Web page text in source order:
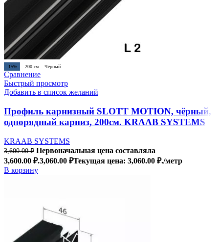
-15% 200 см Чёрный
Сравнение
Быстрый просмотр
Добавить в список желаний
Профиль карнизный SLOTT MOTION, чёрный,
однорядный карниз, 200см. KRAAB SYSTEMS
KRAAB SYSTEMS
3,600.00₽ Первоначальная цена составляла
3,600.00 ₽.3,060.00 ₽Текущая цена: 3,060.00 ₽./метр
В корзину